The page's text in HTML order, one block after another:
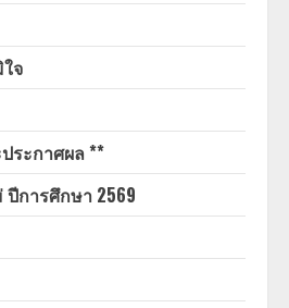
จ
ระกาศผล **
การศึกษา 2569